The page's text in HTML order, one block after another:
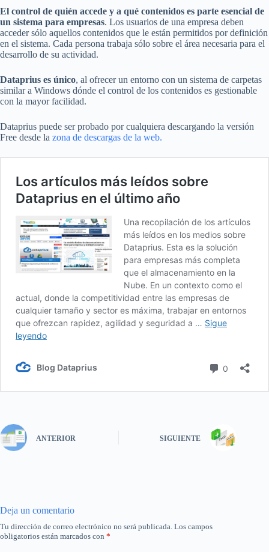
El control de quién accede y a qué contenidos es parte esencial de
un sistema para empresas. Los usuarios de una empresa deben
acceder sólo aquellos contenidos que le están permitidos por definición
en el sistema. Cada persona trabaja sólo sobre el área necesaria para el
desarrollo de su actividad.
Dataprius es único, al ofrecer un entorno con un sistema de carpetas
similar a Windows dónde el control de los contenidos es gestionable
con la mayor facilidad.
Dataprius puede ser probado por cualquiera descargando la versión
Free desde la zona de descargas de la web.
ANTERIOR SIGUIENTE
Deja un comentario
Tu dirección de correo electrónico no será publicada. Los campos
obligatorios están marcados con *